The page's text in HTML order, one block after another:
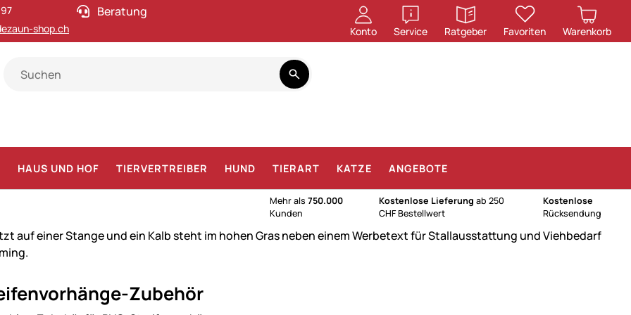
shop.ch
Beratung
Konto Service
öffnen
Ratgeber
öffnen
Favoriten Warenkorb
HAUS UND HOF TIERVERTREIBER HUND TIERART KATZE ANGEBOTE
Mehr als750.000
Kunden
Kostenlose Lieferung ab 250
CHF Bestellwert
Kostenlose
Rücksendung
Zubehör